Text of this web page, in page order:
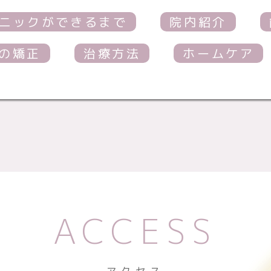
ックができるまで 院内紹介
矯正
治療方法 ホームケア
ACCESS